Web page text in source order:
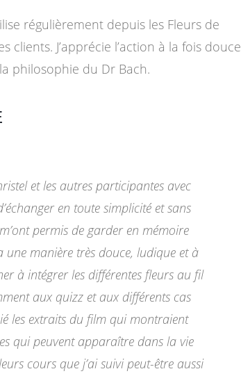
régulièrement depuis les Fleurs de
J’apprécie l’action à la fois douce
philosophie du Dr Bach.
et les autres participantes avec
en toute simplicité et sans
permis de garder en mémoire
une manière très douce, ludique et à
à intégrer les différentes fleurs au fil
aux quizz et aux différents cas
les extraits du film qui montraient
qui peuvent apparaître dans la vie
cours que j’ai suivi peut-être aussi